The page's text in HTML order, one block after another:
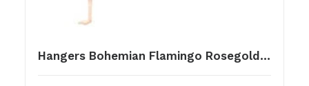
Hangers Bohemian Flamingo Rosegold 20x5mm